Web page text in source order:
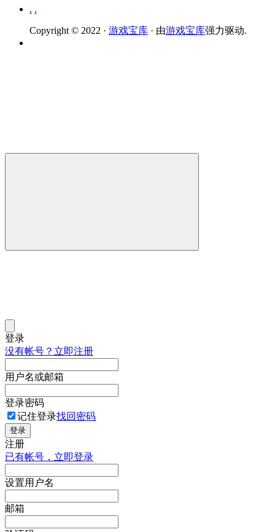
. .
Copyright © 2022 · 游戏宝库 · 由游戏宝库强力驱动.
登录
没有帐号？立即注册
用户名或邮箱
登录密码
记住登录找回密码
登录
注册
已有帐号，立即登录
设置用户名
邮箱